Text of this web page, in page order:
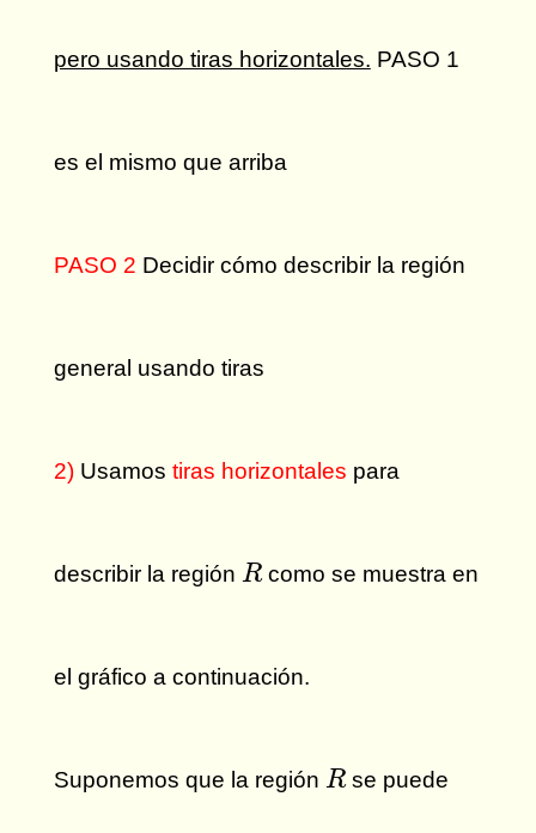
pero usando tiras horizontales. PASO 1
es el mismo que arriba
PASO 2 Decidir cómo describir la región
general usando tiras
2)Usamos tiras horizontales para
describir la región R
Rcomo se muestra en
el gráfico a continuación.
Suponemos que la región R
Rse puede